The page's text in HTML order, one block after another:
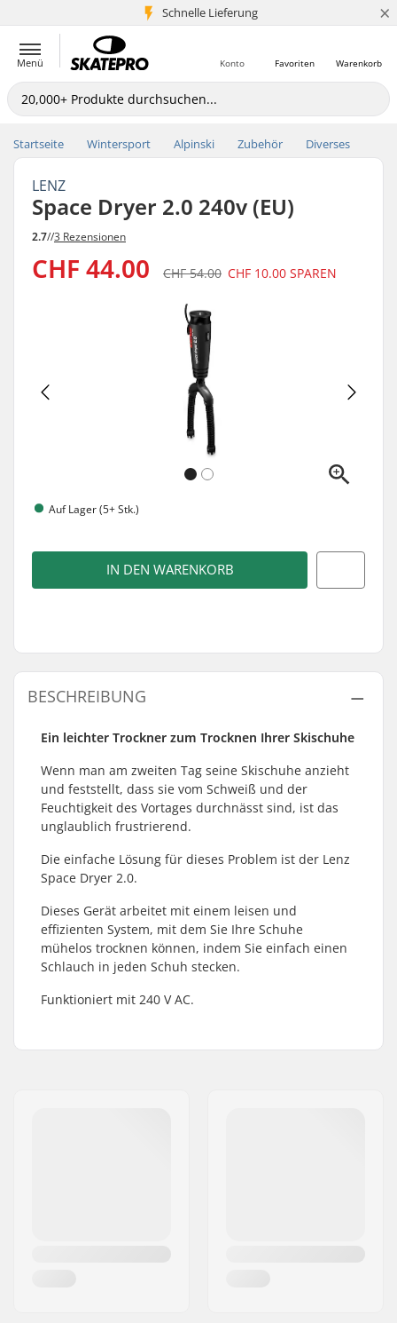
Schnelle Lieferung
5+ Mio. Kunden ×
Menü Warenkorb
Favoriten
Konto
Startseite Wintersport Alpinski Zubehör Diverses
LENZ
Space Dryer 2.0 240v (EU)
2.7//3 Rezensionen
CHF 44.00 CHF 54.00 CHF 10.00 SPAREN
Auf Lager (5+ Stk.)
IN DEN WARENKORB
BESCHREIBUNG
Ein leichter Trockner zum Trocknen Ihrer Skischuhe
Wenn man am zweiten Tag seine Skischuhe anzieht
und feststellt, dass sie vom Schweiß und der
Feuchtigkeit des Vortages durchnässt sind, ist das
unglaublich frustrierend.
Die einfache Lösung für dieses Problem ist der Lenz
Space Dryer 2.0.
Dieses Gerät arbeitet mit einem leisen und
effizienten System, mit dem Sie Ihre Schuhe
mühelos trocknen können, indem Sie einfach einen
Schlauch in jeden Schuh stecken.
Funktioniert mit 240 V AC.